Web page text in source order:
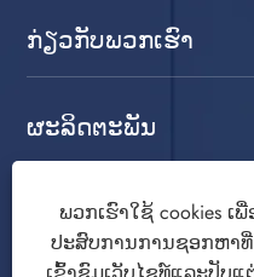
ກ່ຽວ​ກັບ​ພວກ​ເຮົາ
ຜະລິດຕະພັນ
ຕິດ​ຕໍ່​ພວກ​ເຮົາ
ພວກເຮົາໃຊ້ cookies
ປະສົບການການຊອກຫາ